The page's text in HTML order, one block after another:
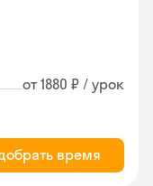
от 1880 ₽ / урок
время